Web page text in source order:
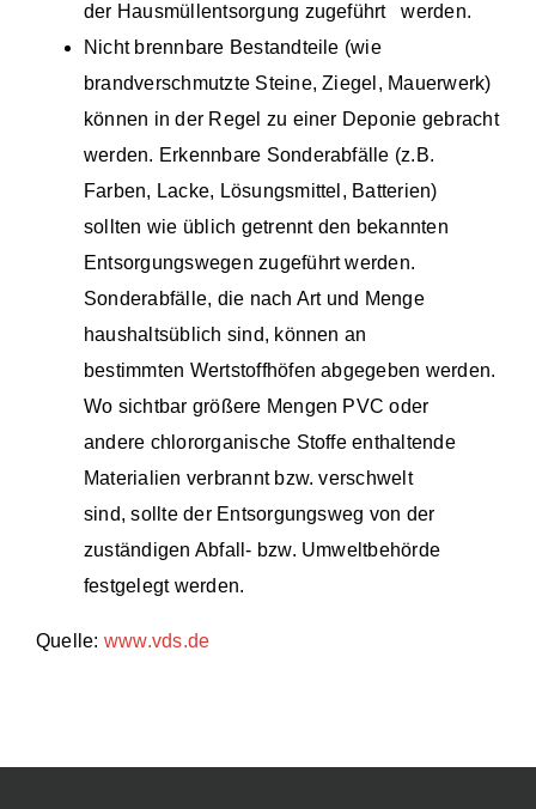
der Hausmüllentsorgung zugeführt werden.
Nicht brennbare Bestandteile (wie
brandverschmutzte Steine, Ziegel, Mauerwerk)
können in der Regel zu einer Deponie gebracht
werden. Erkennbare Sonderabfälle (z.B.
Farben, Lacke, Lösungsmittel, Batterien)
sollten wie üblich getrennt den bekannten
Entsorgungswegen zugeführt werden.
Sonderabfälle, die nach Art und Menge
haushaltsüblich sind, können an
bestimmten Wertstoffhöfen abgegeben werden.
Wo sichtbar größere Mengen PVC oder
andere chlororganische Stoffe enthaltende
Materialien verbrannt bzw. verschwelt
sind, sollte der Entsorgungsweg von der
zuständigen Abfall- bzw. Umweltbehörde
festgelegt werden.
Quelle: www.vds.de